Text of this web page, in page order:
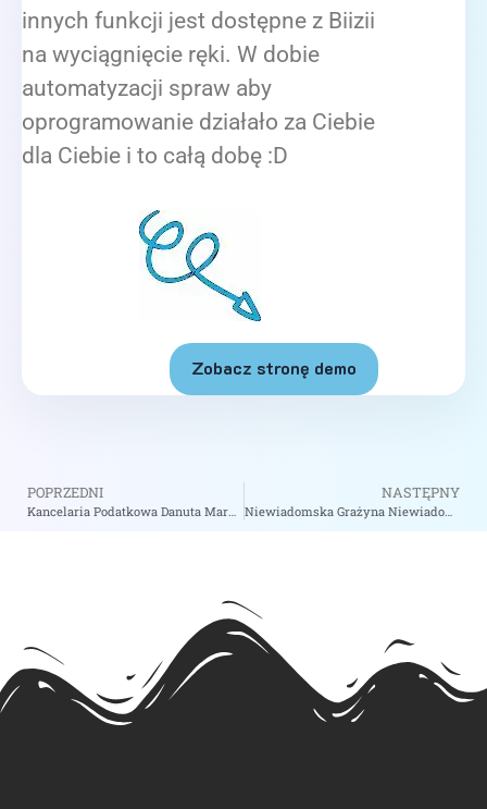
innych funkcji jest dostępne z Biizii
na wyciągnięcie ręki. W dobie
automatyzacji spraw aby
oprogramowanie działało za Ciebie
dla Ciebie i to całą dobę :D
Zobacz stronę demo
POPRZEDNI
Kancelaria Podatkowa Danuta Maryan – Doradztwo Podatkowe – zobacz na biizii.com
NASTĘPNY
Niewiadomska Grażyna Niewiadomska-Cyran Joanna Cyran Jacek S.C Kancelaria Doradztwa Podatkowego – zobacz na biizii.com